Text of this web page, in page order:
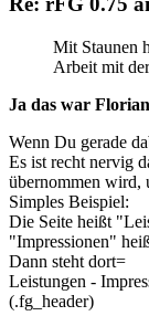
Mit Staunen
Arbeit mit
Ja das war
Wenn Du gerade
Es ist recht nervig
übernommen wird,
Simples Beispiel:
Die Seite heißt
"Impressionen"
Dann steht dort=
Leistungen -
(.fg_header)